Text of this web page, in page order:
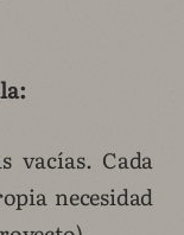
vacías. Cada
necesidad